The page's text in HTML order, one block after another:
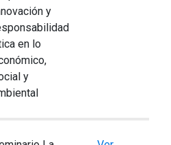
y
en lo
y